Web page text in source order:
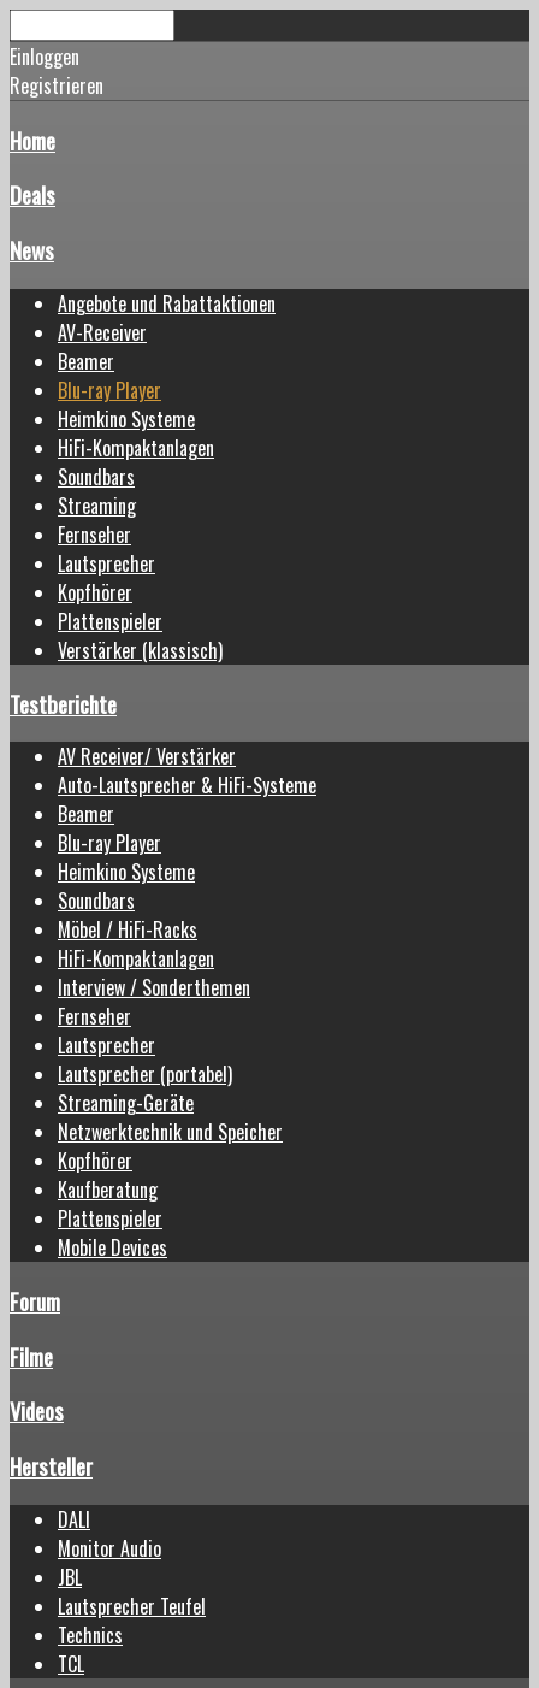
Einloggen
Registrieren
Home
Deals
News
Angebote und Rabattaktionen
AV-Receiver
Beamer
Blu-ray Player
Heimkino Systeme
HiFi-Kompaktanlagen
Soundbars
Streaming
Fernseher
Lautsprecher
Kopfhörer
Plattenspieler
Verstärker (klassisch)
Testberichte
AV Receiver/ Verstärker
Auto-Lautsprecher & HiFi-Systeme
Beamer
Blu-ray Player
Heimkino Systeme
Soundbars
Möbel / HiFi-Racks
HiFi-Kompaktanlagen
Interview / Sonderthemen
Fernseher
Lautsprecher
Lautsprecher (portabel)
Streaming-Geräte
Netzwerktechnik und Speicher
Kopfhörer
Kaufberatung
Plattenspieler
Mobile Devices
Forum
Filme
Videos
Hersteller
DALI
Monitor Audio
JBL
Lautsprecher Teufel
Technics
TCL